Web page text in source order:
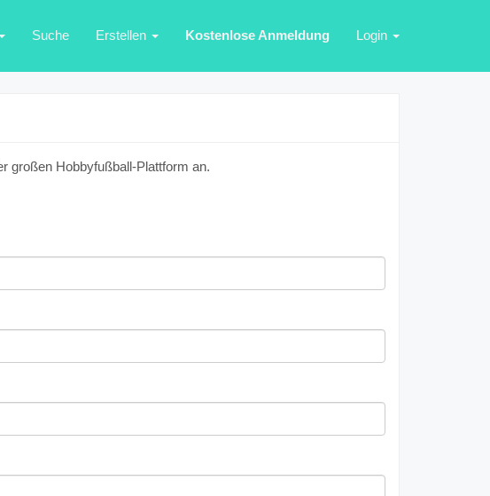
Suche Erstellen Kostenlose Anmeldung Login
großen Hobbyfußball-Plattform an.